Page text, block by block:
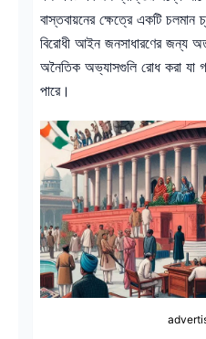
বাস্তবায়নের ক্ষেত্রে একটি চলমান
বিরোধী আইন জনসাধারণের জন্য
অনৈতিক অভ্যাসগুলি রোধ করা যা
পারে।